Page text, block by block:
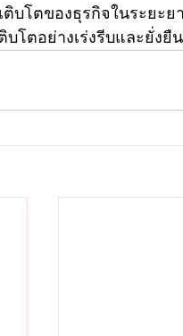
บโตของธุรกิจในระยะย
ตอย่างเร่งรีบและยั่งยืน